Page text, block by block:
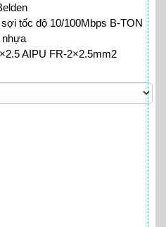
tốc độ 10/100Mbps B-TON
nhựa
AIPU FR‐2×2.5mm2